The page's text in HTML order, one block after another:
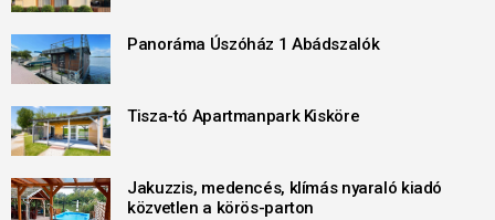
Panoráma Úszóház 1 Abádszalók
Tisza-tó Apartmanpark Kisköre
Jakuzzis, medencés, klímás nyaraló kiadó
közvetlen a körös-parton